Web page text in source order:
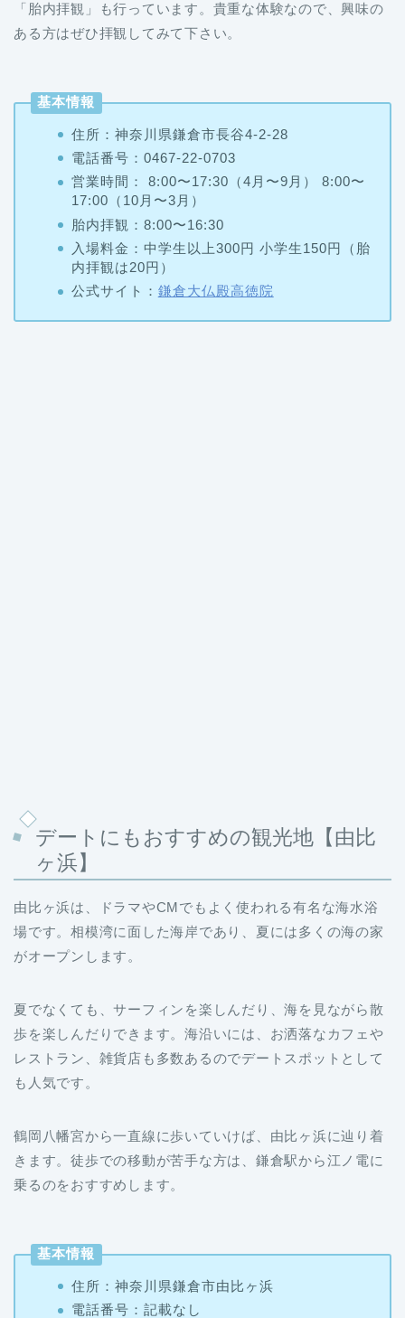
「胎内拝観」も行っています。貴重な体験なので、興味の
ある方はぜひ拝観してみて下さい。
基本情報
住所：神奈川県鎌倉市長谷4-2-28
電話番号：0467-22-0703
営業時間： 8:00〜17:30（4月〜9月） 8:00〜
17:00（10月〜3月）
胎内拝観：8:00〜16:30
入場料金：中学生以上300円 小学生150円（胎
内拝観は20円）
公式サイト： 鎌倉大仏殿高徳院
デートにもおすすめの観光地【由比
ヶ浜】
由比ヶ浜は、ドラマやCMでもよく使われる有名な海水浴
場です。相模湾に面した海岸であり、夏には多くの海の家
がオープンします。
夏でなくても、サーフィンを楽しんだり、海を見ながら散
歩を楽しんだりできます。海沿いには、お洒落なカフェや
レストラン、雑貨店も多数あるのでデートスポットとして
も人気です。
鶴岡八幡宮から一直線に歩いていけば、由比ヶ浜に辿り着
きます。徒歩での移動が苦手な方は、鎌倉駅から江ノ電に
乗るのをおすすめします。
基本情報
住所：神奈川県鎌倉市由比ヶ浜
電話番号：記載なし